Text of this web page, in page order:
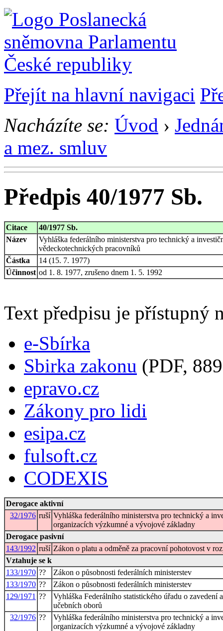
Přejít na hlavní navigaci
Nacházíte se: Úvod ›
a mez. smluv
Předpis 40/1977 Sb.
Citace
40/1977 Sb.
Název
Vyhláška federálního ministerstva pro technický a
vědeckotechnických pracovníků
Částka
14 (15. 7. 1977)
Účinnost od 1. 8. 1977, zrušeno dnem 1. 5. 1992
Text předpisu je přístupný
e-Sbírka
Sbirka zakonu (PDF,
epravo.cz
Zákony pro lidi
esipa.cz
fulsoft.cz
CODEXIS
Derogace aktivní
32/1976 ruší Vyhláška federálního ministerstva pro technický a
organizacích výzkumné a vývojové základny
Derogace pasivní
143/1992 ruší Zákon o platu a odměně za pracovní pohotovost v
Vztahuje se k
133/1970 ??
Zákon o působnosti federálních ministerstev
133/1970 ??
Zákon o působnosti federálních ministerstev
129/1971 ??
Vyhláška Federálního statistického úřadu o
učebních oborů
32/1976 ??
Vyhláška federálního ministerstva pro technický a
organizacích výzkumné a vývojové základny